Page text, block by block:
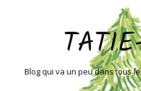
Blog qui va un peu dans tous